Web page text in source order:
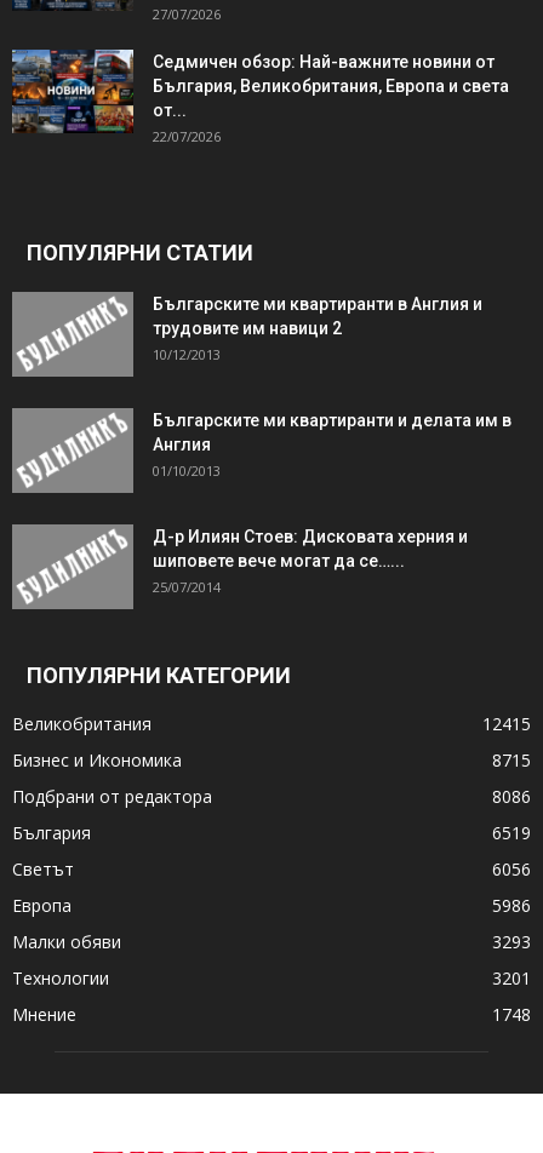
27/07/2026
Седмичен обзор: Най-важните новини от
България, Великобритания, Европа и света
от...
22/07/2026
ПОПУЛЯРНИ СТАТИИ
Българските ми квартиранти в Англия и
трудовите им навици 2
10/12/2013
Българските ми квартиранти и делата им в
Англия
01/10/2013
Д-р Илиян Стоев: Дисковата херния и
шиповете вече могат да се…...
25/07/2014
ПОПУЛЯРНИ КАТЕГОРИИ
Великобритания
12415
Бизнес и Икономика
8715
Подбрани от редактора
8086
България
6519
Светът
6056
Европа
5986
Малки обяви
3293
Технологии
3201
Мнение
1748